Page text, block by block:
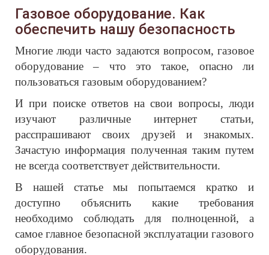
Газовое оборудование. Как
обеспечить нашу безопасность
Многие люди часто задаются вопросом, газовое
оборудование – что это такое, опасно ли
пользоваться газовым оборудованием?
И при поиске ответов на свои вопросы, люди
изучают различные интернет статьи,
расспрашивают своих друзей и знакомых.
Зачастую информация полученная таким путем
не всегда соответствует действительности.
В нашей статье мы попытаемся кратко и
доступно объяснить какие требования
необходимо соблюдать для полноценной, а
самое главное безопасной эксплуатации газового
оборудования.